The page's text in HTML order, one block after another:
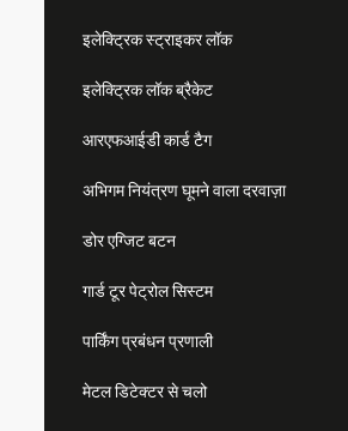
इलेक्ट्रिक स्ट्राइकर लॉक
इलेक्ट्रिक लॉक ब्रैकेट
आरएफआईडी कार्ड टैग
अभिगम नियंत्रण घूमने वाला दरवाज़ा
डोर एग्जिट बटन
गार्ड टूर पेट्रोल सिस्टम
पार्किंग प्रबंधन प्रणाली
मेटल डिटेक्टर से चलो